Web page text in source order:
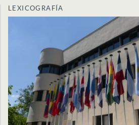
LEXICOGRAFÍA